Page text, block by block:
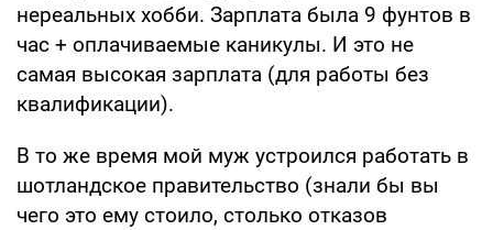
нереальных хобби. Зарплата была 9 фунтов в
час + оплачиваемые каникулы. И это не
самая высокая зарплата (для работы без
квалификации).
В то же время мой муж устроился работать в
шотландское правительство (знали бы вы
чего это ему стоило, столько отказов